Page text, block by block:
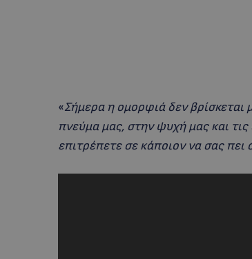
«Σήμερα η ομορφιά δεν
πνεύμα μας, στην ψυχή μας και τις
επιτρέπετε σε κάποιον να σας πει